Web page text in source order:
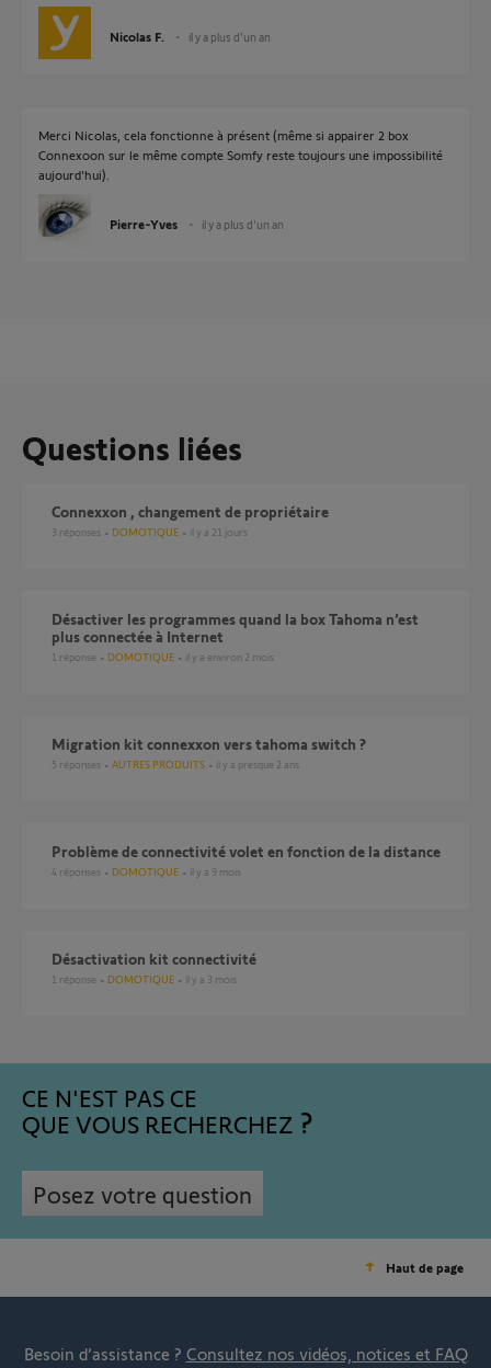
Nicolas F. il y a plus d'un an
Merci Nicolas, cela fonctionne à présent (même si appairer 2 box
Connexoon sur le même compte Somfy reste toujours une impossibilité
aujourd'hui).
Pierre-Yves il y a plus d'un an
Questions liées
Connexxon , changement de propriétaire
3 réponses DOMOTIQUE il y a 21 jours
Désactiver les programmes quand la box Tahoma n’est
plus connectée à Internet
1 réponse DOMOTIQUE il y a environ 2 mois
migration kit connexxon vers tahoma switch ?
5 réponses AUTRES PRODUITS il y a presque 2 ans
Problème de connectivité volet en fonction de la distance
4 réponses DOMOTIQUE il y a 9 mois
Désactivation kit connectivité
1 réponse DOMOTIQUE il y a 3 mois
CE N'EST PAS CE
QUE VOUS RECHERCHEZ
Posez votre question
Haut de page
Besoin d’assistance ? Consultez nos vidéos, notices et FAQ